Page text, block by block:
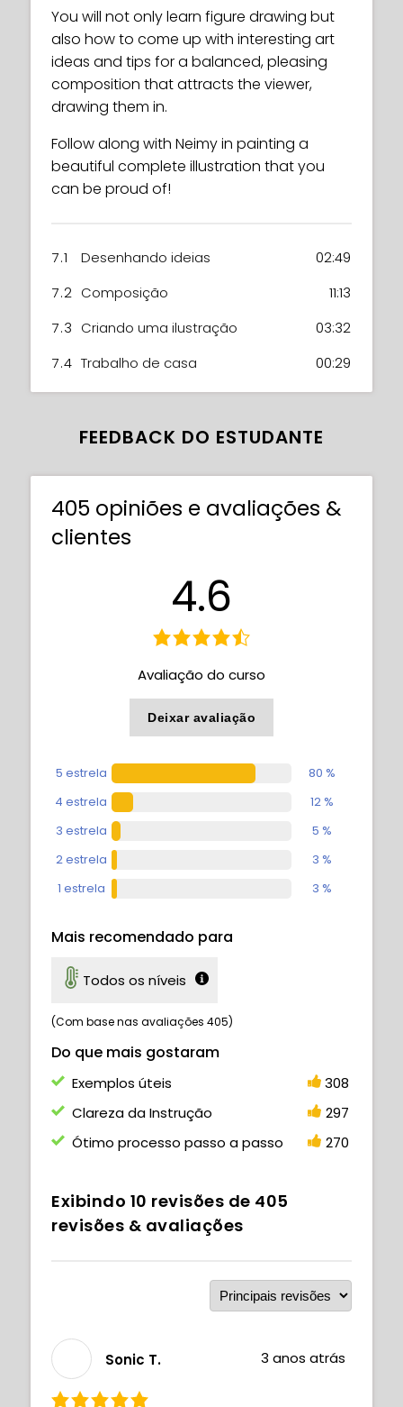
You will not only learn figure drawing but
also how to come up with interesting art
ideas and tips for a balanced, pleasing
composition that attracts the viewer,
drawing them in.
Follow along with Neimy in painting a
beautiful complete illustration that you
can be proud of!
7.1 Desenhando ideias
02:49
7.2 Composição
11:13
7.3 Criando uma ilustração
03:32
7.4 Trabalho de casa 00:29
FEEDBACK DO ESTUDANTE
405 opiniões e avaliações &
clientes
4.6
Avaliação do curso
Deixar avaliação
5 estrela
80 %
4 estrela
12 %
3 estrela
5 %
2 estrela
3 %
1 estrela
3 %
Mais recomendado para
Todos os níveis
(Com base nas avaliações 405)
Do que mais gostaram
Exemplos úteis
308
Clareza da Instrução
297
Ótimo processo passo a passo
270
Exibindo 10 revisões de 405
revisões & avaliações
Sonic T. 3 anos atrás